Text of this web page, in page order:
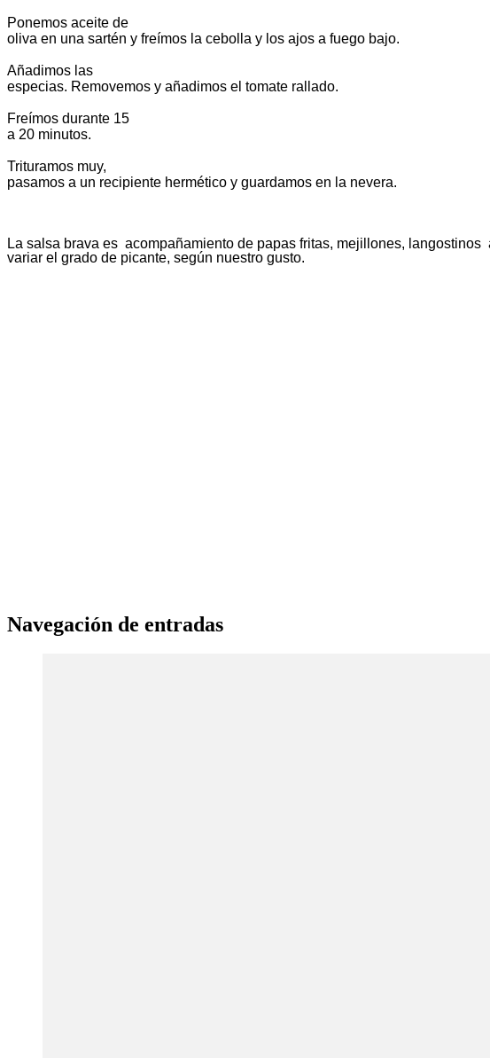
Ponemos aceite de
oliva en una sartén y freímos la cebolla y los ajos a fuego bajo.
Añadimos las
especias. Removemos y añadimos el tomate rallado.
Freímos durante 15
a 20 minutos.
Trituramos muy,
pasamos a un recipiente hermético y guardamos en la nevera.
La salsa brava es acompañamiento de papas fritas, mejillones,
variar el grado de picante, según nuestro gusto.
Navegación de entradas